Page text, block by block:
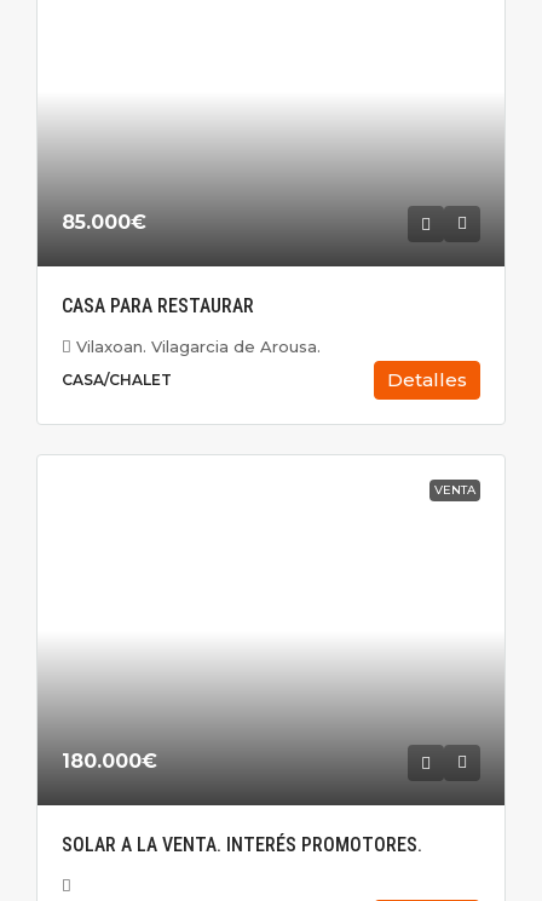
85.000€
CASA PARA RESTAURAR
Vilaxoan. Vilagarcia de Arousa.
CASA/CHALET Detalles
VENTA
180.000€
SOLAR A LA VENTA. INTERÉS PROMOTORES.